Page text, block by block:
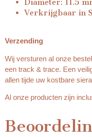
Diameter: 11.5
Verkrijgbaar in
Verzending
Wij versturen al onze
een track & trace. Een
allen tijde uw kostbare
Al onze producten zijn